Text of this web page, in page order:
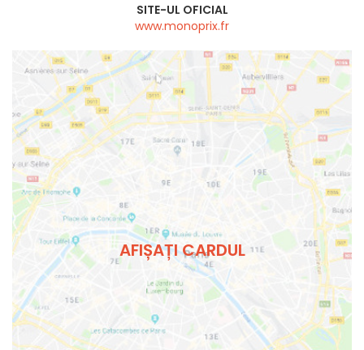
SITE-UL OFICIAL
www.monoprix.fr
AFIȘAȚI CARDUL